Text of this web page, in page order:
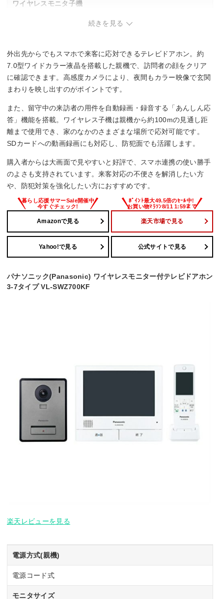
ワイヤレスモニタ子機
◯
LEDライト（照明用ランプ）
◯
SDカード録画
◯
続きを見る
外出先からでもスマホで来客に応対できるテレビドアホン。約
7.0型ワイドカラー液晶を搭載した親機で、訪問者の顔をクリア
に確認できます。高感度カメラにより、夜間もカラー映像で玄関
まわりを映し出すのがポイントです。
また、留守中の来訪者の用件を自動録画・録音する「あんしん応
答」機能を搭載。ワイヤレス子機は親機から約100mの見通し距
離まで使用でき、家のなかのさまざまな場所で応対可能です。
SDカードへの動画録画にも対応し、防犯面でも活躍します。
購入者からは大画面で見やすいと好評で、スマホ連携の使い勝手
のよさも支持されています。来客対応の不便さを解消したい方
や、防犯対策を強化したい方におすすめです。
Amazonで見る 楽天市場で見る
Yahoo!で見る 公式サイトで見る
パナソニック(Panasonic) ワイヤレスモニター付テレビドアホン
3-7タイプ VL-SWZ700KF
楽天レビューを見る
電源方式(親機)
電源コード式
モニタサイズ